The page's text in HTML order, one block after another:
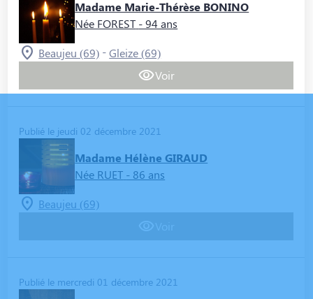
Madame Marie-Thérèse BONINO
Née FOREST - 94 ans
Beaujeu (69) -Gleize (69)
Voir
Publié le jeudi 02 décembre 2021
Madame Hélène GIRAUD
Née RUET - 86 ans
Beaujeu (69)
Publié le mercredi 01 décembre 2021